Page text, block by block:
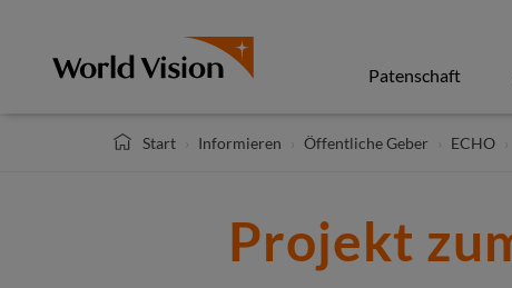
Patenschaft
Start Informieren Öffentliche Geber ECHO
Projekt